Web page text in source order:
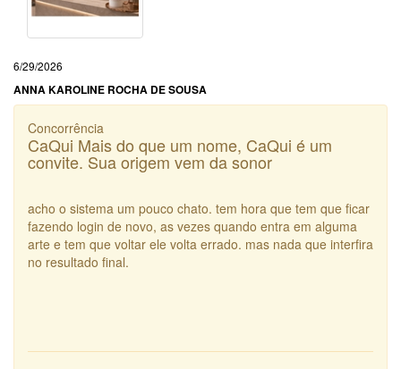
6/29/2026
ANNA KAROLINE ROCHA DE SOUSA
Concorrência
CaQui Mais do que um nome, CaQui é um
convite. Sua origem vem da sonor
acho o sistema um pouco chato. tem hora que tem que ficar
fazendo login de novo, as vezes quando entra em alguma
arte e tem que voltar ele volta errado. mas nada que interfira
no resultado final.